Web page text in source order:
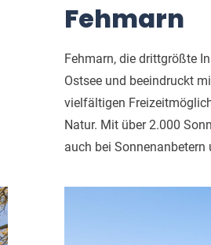
Fehmarn
Fehmarn, die drittgrößte
Ostsee und beeindruckt
vielfältigen
Natur. Mit über 2.000
auch bei Sonnenanbetern